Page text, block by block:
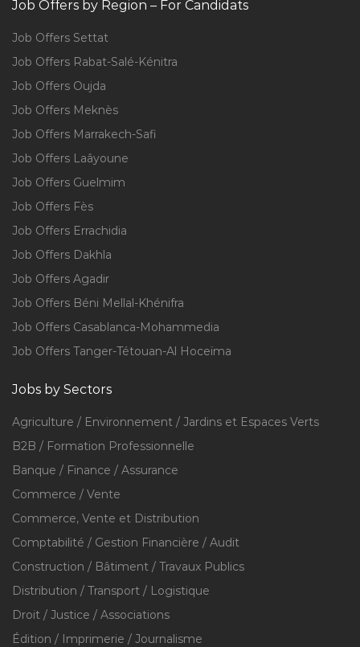
Job Offers by Region – For Candidats
Job Offers Settat
Job Offers Rabat-Salé-Kénitra
Job Offers Oujda
Job Offers Meknès
Job Offers Marrakech-Safi
Job Offers Laâyoune
Job Offers Guelmim
Job Offers Fès
Job Offers Errachidia
Job Offers Dakhla
Job Offers Agadir
Job Offers Béni Mellal-Khénifra
Job Offers Casablanca-Mohammedia
Job Offers Tanger-Tétouan-Al Hoceïma
Jobs by Sectors
Agriculture / Environnement / Jardins et Espaces Verts
B2B / Formation Professionnelle
Banque / Finance / Assurance
Commerce / Vente
Commerce, Vente et Distribution
Comptabilité / Gestion Financière / Audit
Construction / Bâtiment / Travaux Publics
Distribution / Transport / Logistique
Droit / Justice / Associations
Édition / Imprimerie / Journalisme